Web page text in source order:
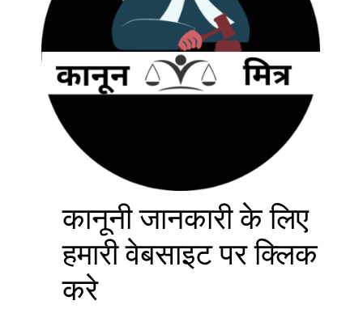
कानूनी जानकारी के लिए
हमारी वेबसाइट पर क्लिक
करे